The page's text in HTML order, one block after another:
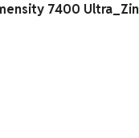
7400 Ultra_Zin